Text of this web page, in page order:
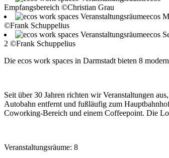
Empfangsbereich ©Christian Grau
ecos
©Frank Schuppelius
ecos
2 ©Frank Schuppelius
Die ecos work spaces in Darmstadt bieten 8
Seit über 30 Jahren richten wir Veranstaltungen
Autobahn entfernt und fußläufig zum
Coworking-Bereich und einem Coffeepoint. Die
Veranstaltungsräume: 8